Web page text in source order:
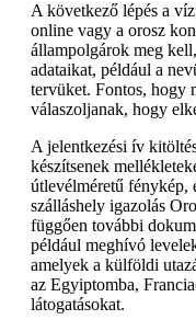
A következő lépés a
online vagy a orosz
állampolgárok meg
adataikat, például a
tervüket. Fontos, hogy
válaszoljanak, hogy
A jelentkezési ív
készítsenek
útlevélméretű fénykép,
szálláshely igazolás
függően további
például meghívó
amelyek a külföldi
az Egyiptomba,
látogatásokat.